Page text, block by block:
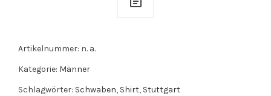
Artikelnummer: n. a.
Kategorie: Männer
Schlagwörter: Schwaben, Shirt, Stuttgart